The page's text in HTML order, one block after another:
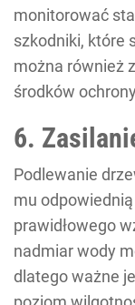
monitorować
szkodniki, które
można również
środków
6.
Podlewanie
mu
prawidłowego
nadmiar wody
dlatego ważne